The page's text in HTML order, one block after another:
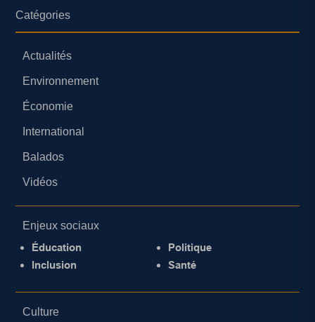
Catégories
Actualités
Environnement
Économie
International
Balados
Vidéos
Enjeux sociaux
Éducation
Inclusion
Politique
Santé
Culture